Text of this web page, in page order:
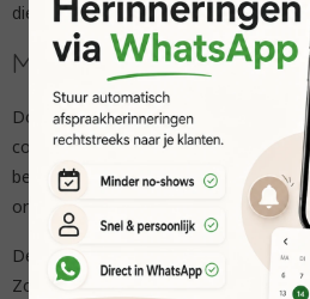
dienst apart in te stellen.
Meer grip op je
Door diensten aan een eigen rooster
controle over je werkdag. Je bepaalt
behandelingen passen in je planning
onhandig volloopt.
De online agenda houdt rekening
Zo kunnen klanten eenvoudig zelf